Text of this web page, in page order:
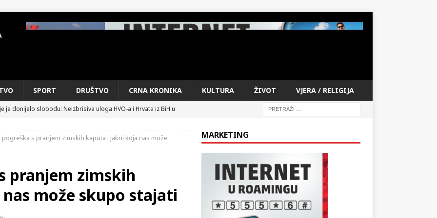
SPORT DRUŠTVO CRNA KRONIKA ŽIVOT
RAT
DOMOVINSKI RAT
iz sažetka dnevnih događaja za protekli vikend
CRNA
pranjem zimskih
može skupo stajati
MARKETING